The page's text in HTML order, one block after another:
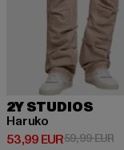
2Y STUDIOS
Haruko
53,99 EUR
Derzeitiger Preis:
59,99 EUR